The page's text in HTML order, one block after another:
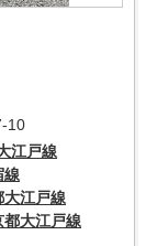
10
江戸線
線
大江戸線
都大江戸線